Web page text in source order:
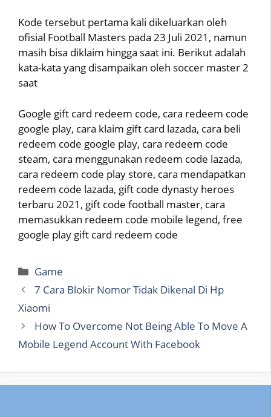
Kode tersebut pertama kali dikeluarkan oleh
ofisial Football Masters pada 23 Juli 2021, namun
masih bisa diklaim hingga saat ini. Berikut adalah
kata-kata yang disampaikan oleh soccer master 2
saat
Google gift card redeem code, cara redeem code
google play, cara klaim gift card lazada, cara beli
redeem code google play, cara redeem code
steam, cara menggunakan redeem code lazada,
cara redeem code play store, cara mendapatkan
redeem code lazada, gift code dynasty heroes
terbaru 2021, gift code football master, cara
memasukkan redeem code mobile legend, free
google play gift card redeem code
Categories
Game
7 Cara Blokir Nomor Tidak Dikenal Di Hp
Xiaomi
How To Overcome Not Being Able To Move A
Mobile Legend Account With Facebook